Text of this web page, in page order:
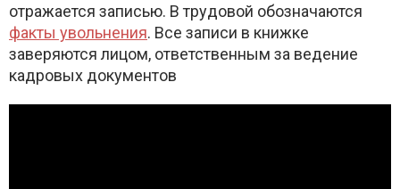
отражается записью. В трудовой обозначаются
факты увольнения. Все записи в книжке
заверяются лицом, ответственным за ведение
кадровых документов